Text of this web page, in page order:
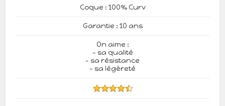
Coque : 100% Curv
Garantie : 10 ans
On aime :
- sa qualité
- sa résistance
- sa légèreté